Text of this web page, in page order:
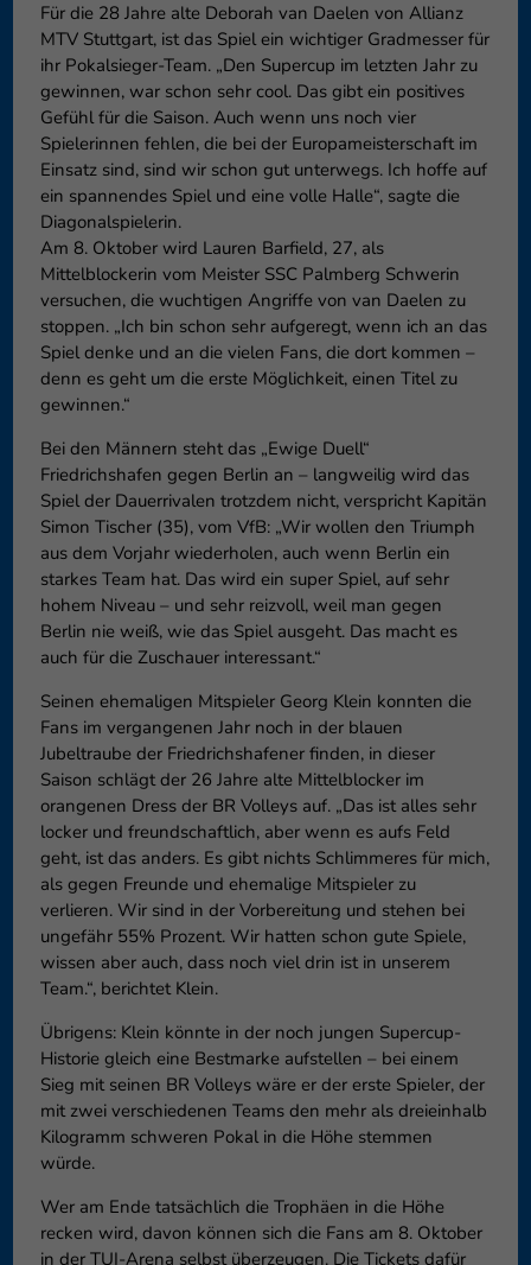
Für die 28 Jahre alte Deborah van Daelen von Allianz
MTV Stuttgart, ist das Spiel ein wichtiger Gradmesser für
ihr Pokalsieger-Team. „Den Supercup im letzten Jahr zu
gewinnen, war schon sehr cool. Das gibt ein positives
Gefühl für die Saison. Auch wenn uns noch vier
Spielerinnen fehlen, die bei der Europameisterschaft im
Einsatz sind, sind wir schon gut unterwegs. Ich hoffe auf
ein spannendes Spiel und eine volle Halle“, sagte die
Diagonalspielerin.
Am 8. Oktober wird Lauren Barfield, 27, als
Mittelblockerin vom Meister SSC Palmberg Schwerin
versuchen, die wuchtigen Angriffe von van Daelen zu
stoppen. „Ich bin schon sehr aufgeregt, wenn ich an das
Spiel denke und an die vielen Fans, die dort kommen –
denn es geht um die erste Möglichkeit, einen Titel zu
gewinnen.“
Bei den Männern steht das „Ewige Duell“
Friedrichshafen gegen Berlin an – langweilig wird das
Spiel der Dauerrivalen trotzdem nicht, verspricht Kapitän
Simon Tischer (35), vom VfB: „Wir wollen den Triumph
aus dem Vorjahr wiederholen, auch wenn Berlin ein
starkes Team hat. Das wird ein super Spiel, auf sehr
hohem Niveau – und sehr reizvoll, weil man gegen
Berlin nie weiß, wie das Spiel ausgeht. Das macht es
auch für die Zuschauer interessant.“
Seinen ehemaligen Mitspieler Georg Klein konnten die
Fans im vergangenen Jahr noch in der blauen
Jubeltraube der Friedrichshafener finden, in dieser
Saison schlägt der 26 Jahre alte Mittelblocker im
orangenen Dress der BR Volleys auf. „Das ist alles sehr
locker und freundschaftlich, aber wenn es aufs Feld
geht, ist das anders. Es gibt nichts Schlimmeres für mich,
als gegen Freunde und ehemalige Mitspieler zu
verlieren. Wir sind in der Vorbereitung und stehen bei
ungefähr 55% Prozent. Wir hatten schon gute Spiele,
wissen aber auch, dass noch viel drin ist in unserem
Team.“, berichtet Klein.
Übrigens: Klein könnte in der noch jungen Supercup-
Historie gleich eine Bestmarke aufstellen – bei einem
Sieg mit seinen BR Volleys wäre er der erste Spieler, der
mit zwei verschiedenen Teams den mehr als dreieinhalb
Kilogramm schweren Pokal in die Höhe stemmen
würde.
Wer am Ende tatsächlich die Trophäen in die Höhe
recken wird, davon können sich die Fans am 8. Oktober
in der TUI-Arena selbst überzeugen. Die Tickets dafür